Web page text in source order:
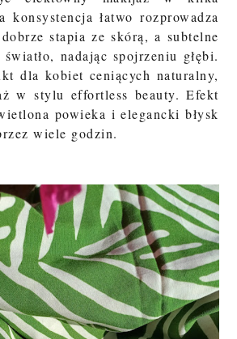
konsystencja łatwo rozprowadza
stapia ze skórą, a subtelne
nadając spojrzeniu głębi.
dla kobiet ceniących naturalny,
w stylu effortless beauty. Efekt
powieka i elegancki błysk
wiele godzin.